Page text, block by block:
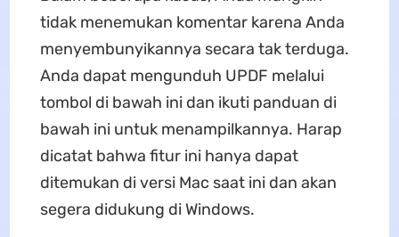
tidak menemukan komentar karena Anda
menyembunyikannya secara tak terduga.
Anda dapat mengunduh UPDF melalui
tombol di bawah ini dan ikuti panduan di
bawah ini untuk menampilkannya. Harap
dicatat bahwa fitur ini hanya dapat
ditemukan di versi Mac saat ini dan akan
segera didukung di Windows.